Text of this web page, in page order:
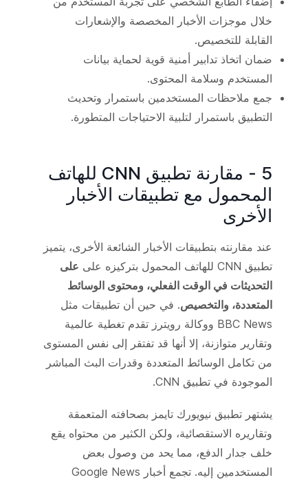
خلال موجزات الأخبار المخصصة والإشعارات
القابلة للتخصيص.
ضمان اتخاذ تدابير أمنية قوية لحماية بيانات
المستخدم وسلامة المحتوى.
جمع ملاحظات المستخدمين باستمرار وتحديث
التطبيق باستمرار لتلبية الاحتياجات المتطورة.
5 - مقارنة تطبيق CNN للهاتف
المحمول مع تطبيقات الأخبار
الأخرى
عند مقارنته بتطبيقات الأخبار الشائعة الأخرى، يتميز
تطبيق CNN للهاتف المحمول بتركيزه على
على
التحديثات في الوقت الفعلي، ومحتوى الوسائط
المتعددة، والتخصيص. في حين أن تطبيقات مثل
BBC News ووكالة رويترز تقدم تغطية عالمية
وتقارير متوازنة، إلا أنها قد تفتقر إلى نفس المستوى
من تكامل الوسائط المتعددة وقدرات البث المباشر
الموجودة في تطبيق CNN.
يشتهر تطبيق نيويورك تايمز بصحافته المتعمقة
وتقاريره الاستقصائية، ولكن الكثير من محتواه يقع
خلف جدار الدفع، مما يحد من وصول بعض
المستخدمين إليه. تجمع أخبار Google News